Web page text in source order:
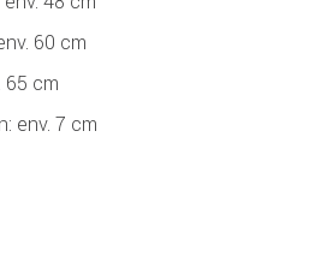
60 cm
65 cm
env. 7 cm